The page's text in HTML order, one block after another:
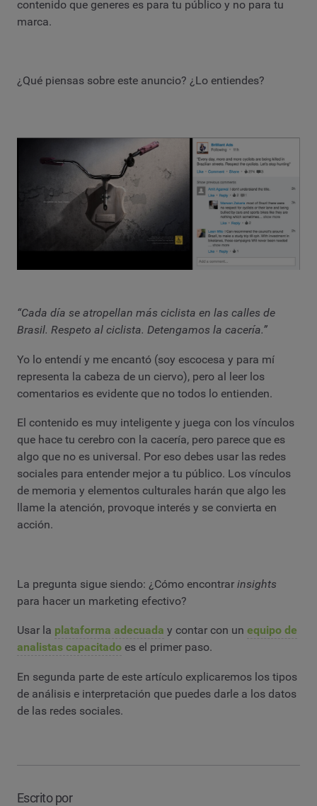
contenido que generes es para tu público y no para tu
marca.
¿Qué piensas sobre este anuncio? ¿Lo entiendes?
“Cada día se atropellan más ciclista en las calles de
Brasil. Respeto al ciclista. Detengamos la cacería.”
Yo lo entendí y me encantó (soy escocesa y para mí
representa la cabeza de un ciervo), pero al leer los
comentarios es evidente que no todos lo entienden.
El contenido es muy inteligente y juega con los vínculos
que hace tu cerebro con la cacería, pero parece que es
algo que no es universal. Por eso debes usar las redes
sociales para entender mejor a tu público. Los vínculos
de memoria y elementos culturales harán que algo les
llame la atención, provoque interés y se convierta en
acción.
La pregunta sigue siendo: ¿Cómo encontrar insights
para hacer un marketing efectivo?
Usar la plataforma adecuada y contar con un equipo de
analistas capacitado es el primer paso.
En segunda parte de este artículo explicaremos los tipos
de análisis e interpretación que puedes darle a los datos
de las redes sociales.
Escrito por